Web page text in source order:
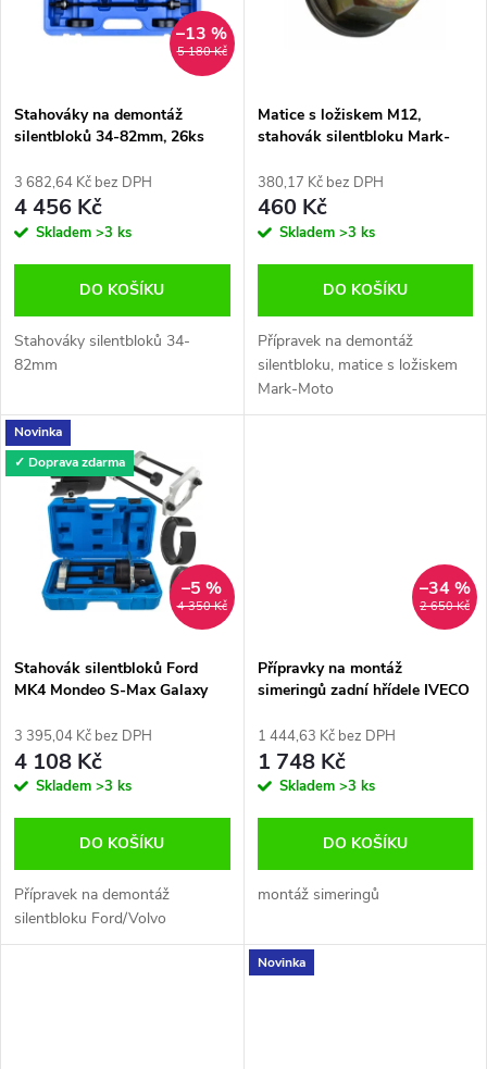
p
r
o
u
k
t
s
p
r
o
d
u
k
t
5 180 Kč
–13 %
Stahováky na demontáž
silentbloků 34-82mm, 26ks
3 682,64 Kč bez DPH
4 456 Kč
Skladem >3 ks
DO KOŠÍKU
Stahováky silentbloků 34-
82mm
Matice s ložiskem M12,
stahovák silentbloku Mark-
380,17 Kč bez DPH
460 Kč
Skladem >3 ks
DO KOŠÍKU
Přípravek na demontáž
silentbloku, matice s ložiskem
Mark-Moto
Novinka
✓ Doprava zdarma
4 350 Kč
–5 %
Stahovák silentbloků Ford
MK4 Mondeo S-Max Galaxy
V70 S80 Falcon F05776
3 395,04 Kč bez DPH
4 108 Kč
Skladem >3 ks
DO KOŠÍKU
Přípravek na demontáž
silentbloku Ford/Volvo
2 650 Kč
–34 %
Přípravky na montáž
simeringů zadní hřídele IVECO
1 444,63 Kč bez DPH
1 748 Kč
Skladem >3 ks
DO KOŠÍKU
montáž simeringů
Novinka